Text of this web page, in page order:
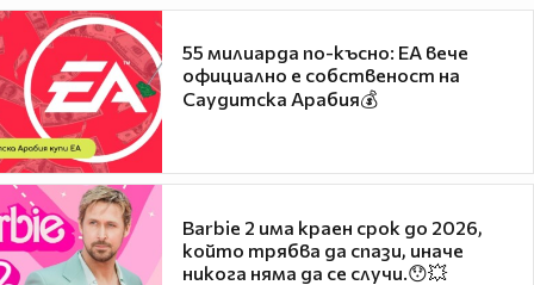
55 милиарда по-късно: EA вече
официално е собственост на
Саудитска Арабия💰
Barbie 2 има краен срок до 2026,
който трябва да спази, иначе
никога няма да се случи.😯💥